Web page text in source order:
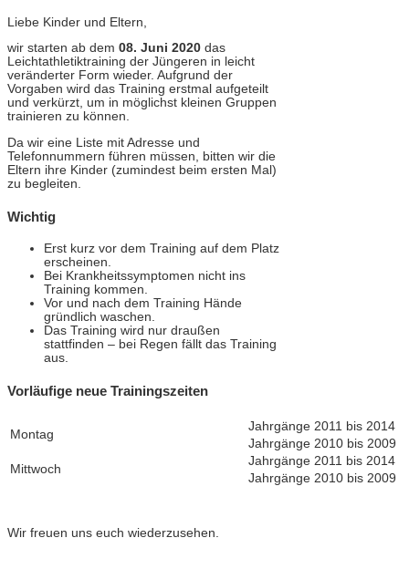
Liebe Kinder und Eltern,
wir starten ab dem 08. Juni 2020 das
Leichtathletiktraining der Jüngeren in leicht
veränderter Form wieder. Aufgrund der
Vorgaben wird das Training erstmal aufgeteilt
und verkürzt, um in möglichst kleinen Gruppen
trainieren zu können.
Da wir eine Liste mit Adresse und
Telefonnummern führen müssen, bitten wir die
Eltern ihre Kinder (zumindest beim ersten Mal)
zu begleiten.
Wichtig
Erst kurz vor dem Training auf dem Platz
erscheinen.
Bei Krankheitssymptomen nicht ins
Training kommen.
Vor und nach dem Training Hände
gründlich waschen.
Das Training wird nur draußen
stattfinden – bei Regen fällt das Training
aus.
Vorläufige neue Trainingszeiten
Montag
Jahrgänge 2011 bis 2014
Jahrgänge 2010 bis 2009
Mittwoch
Jahrgänge 2011 bis 2014
Jahrgänge 2010 bis 2009
Wir freuen uns euch wiederzusehen.